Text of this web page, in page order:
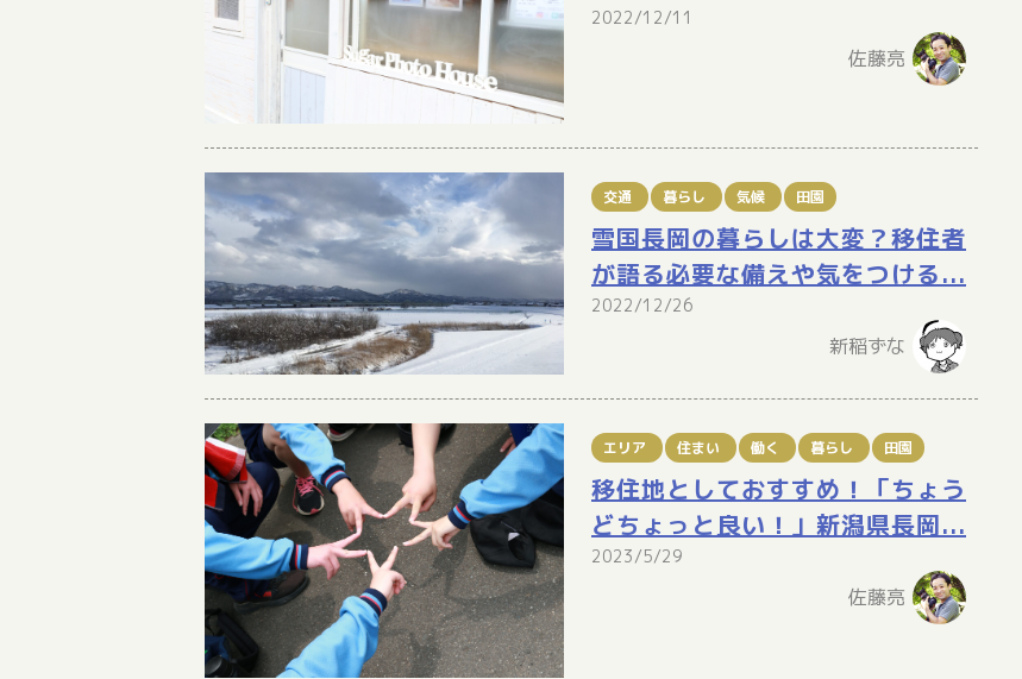
2022/12/11
佐藤亮
交通 暮らし 気候 田園
雪国長岡の暮らしは大変？移住者
が語る必要な備えや気をつける...
2022/12/26
新稲ずな
エリア 住まい 働く 暮らし 田園
移住地としておすすめ！「ちょう
どちょっと良い！」新潟県長岡...
2023/5/29
佐藤亮